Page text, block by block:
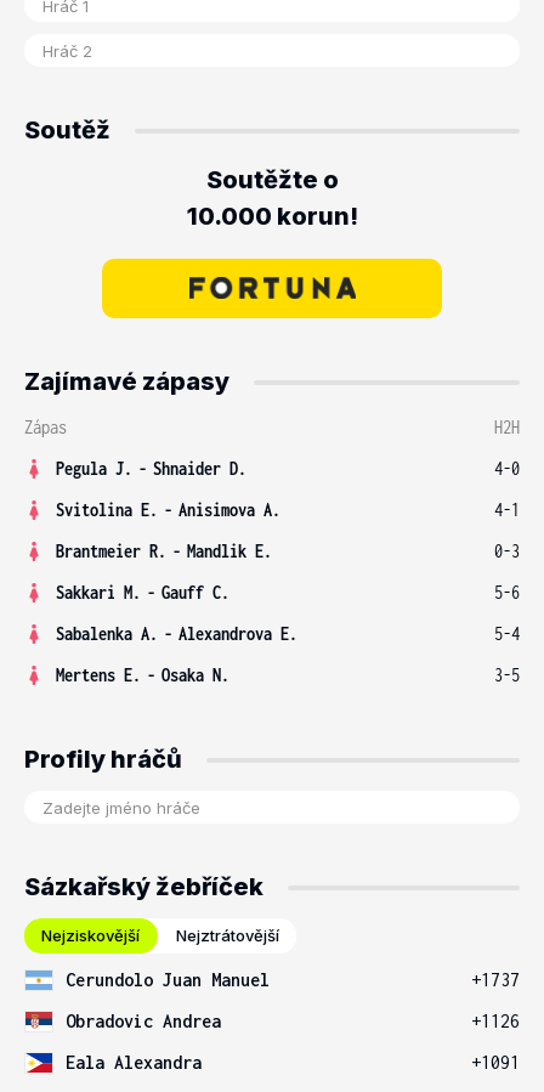
Soutěž
Soutěžte o
10.000 korun!
Zajímavé zápasy
Zápas
H2H
Pegula J. - Shnaider D.
4-0
Svitolina E. - Anisimova A.
4-1
Brantmeier R. - Mandlik E.
0-3
Sakkari M. - Gauff C.
5-6
Sabalenka A. - Alexandrova E.
5-4
Mertens E. - Osaka N. 3-5
Profily hráčů
Sázkařský žebříček
Nejziskovější Nejztrátovější
Cerundolo Juan Manuel
+1737
Obradovic Andrea
+1126
Eala Alexandra
+1091